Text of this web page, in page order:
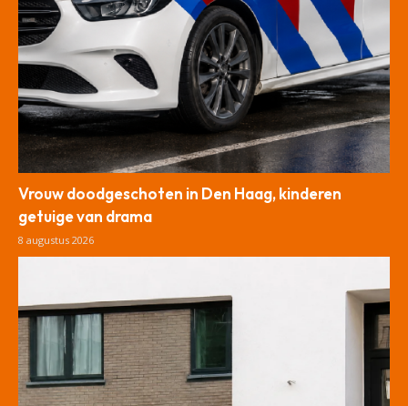
Vrouw doodgeschoten in Den Haag, kinderen
getuige van drama
8 augustus 2026